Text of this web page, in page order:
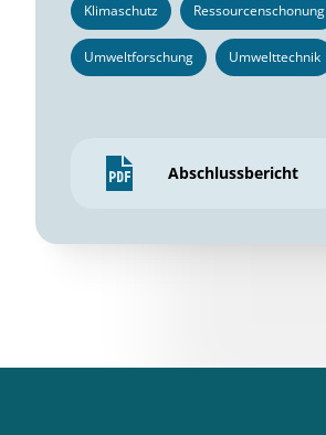
Klimaschutz Ressourcenschonung
Umweltforschung Umwelttechnik
Abschlussbericht